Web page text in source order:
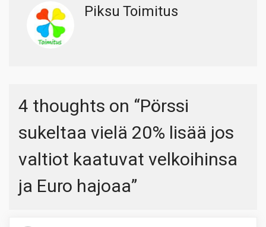
Piksu Toimitus
4 thoughts on “Pörssi
sukeltaa vielä 20% lisää jos
valtiot kaatuvat velkoihinsa
ja Euro hajoaa”